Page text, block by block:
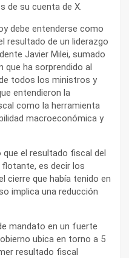
de su cuenta de X.
debe entenderse como
resultado de un liderazgo
Javier Milei, sumado
que ha sorprendido al
todos los ministros y
entendieron la
como la herramienta
macroeconómica y
que el resultado fiscal del
es decir los
cierre que había tenido en
implica una reducción
mandato en un fuerte
ubica en torno a 5
resultado fiscal